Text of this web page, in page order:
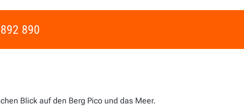
890
Blick auf den Berg Pico und das Meer.